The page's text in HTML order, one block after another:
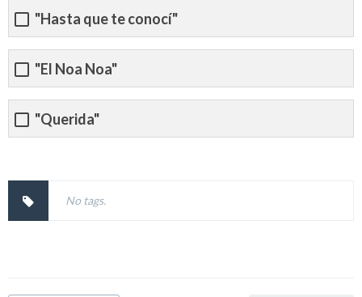
"Hasta que te conocí"
"El Noa Noa"
"Querida"
No tags.